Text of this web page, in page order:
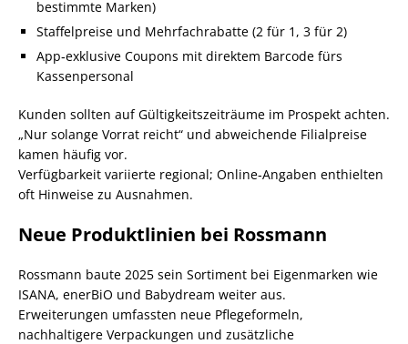
bestimmte Marken)
Staffelpreise und Mehrfachrabatte (2 für 1, 3 für 2)
App‑exklusive Coupons mit direktem Barcode fürs
Kassenpersonal
Kunden sollten auf Gültigkeitszeiträume im Prospekt achten.
„Nur solange Vorrat reicht“ und abweichende Filialpreise
kamen häufig vor.
Verfügbarkeit variierte regional; Online‑Angaben enthielten
oft Hinweise zu Ausnahmen.
Neue Produktlinien bei Rossmann
Rossmann baute 2025 sein Sortiment bei Eigenmarken wie
ISANA, enerBiO und Babydream weiter aus.
Erweiterungen umfassten neue Pflegeformeln,
nachhaltigere Verpackungen und zusätzliche